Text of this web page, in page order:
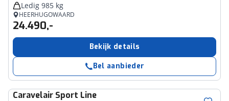
Ledig 985 kg
HEERHUGOWAARD
24.490,-
Bekijk details
Bel aanbieder
Caravelair Sport Line